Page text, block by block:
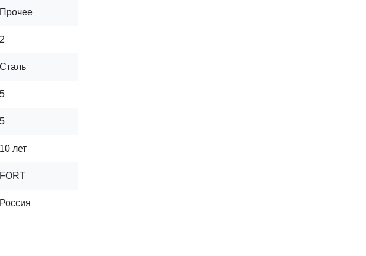
Прочее
2
Сталь
5
5
10 лет
FORT
Россия